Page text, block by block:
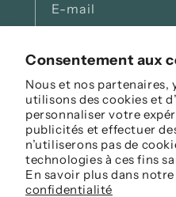
Consentement aux
Nous et nos partenaires,
utilisons des cookies et
personnaliser votre
publicités et effectuer
n’utiliserons pas de
technologies à ces fins
En savoir plus dans notre
confidentialité
E-mail
Langue
Moyens